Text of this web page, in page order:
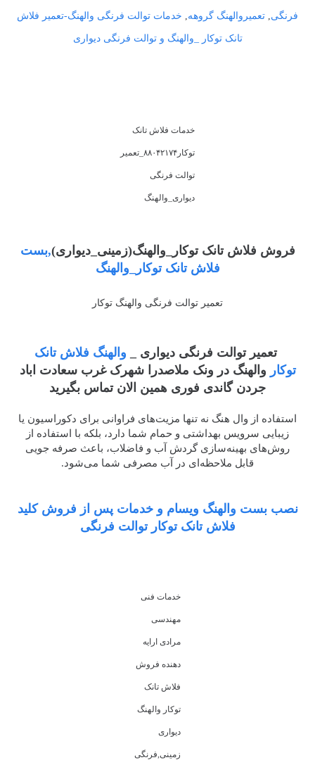
فرنگی, تعمیروالهنگ گروهه, خدمات توالت فرنگی والهنگ-تعمیر فلاش
تانک توکار _والهنگ و توالت فرنگی دیواری
خدمات فلاش تانک
توکار۸۸۰۴۲۱۷۴_تعمیر
توالت فرنگی
دیواری_والهنگ
فروش فلاش تانک توکار_والهنگ(زمینی_دیواری),بست
فلاش تانک توکار_والهنگ
تعمیر توالت فرنگی والهنگ توکار
تعمیر توالت فرنگی دیواری _ والهنگ فلاش تانک
توکار والهنگ در ونک ملاصدرا شهرک غرب سعادت اباد
جردن گاندی فوری همین الان تماس بگیرید
استفاده از وال هنگ نه تنها مزیت‌های فراوانی برای دکوراسیون یا
زیبایی سرویس بهداشتی و حمام شما دارد، بلکه با استفاده از
روش‌های بهینه‌سازی گردش آب و فاضلاب، باعث صرفه جویی
قابل ملاحظه‌ای در آب مصرفی شما می‌شود.
نصب بست والهنگ ویسام و خدمات پس از فروش کلید
فلاش تانک توکار توالت فرنگی
خدمات فنی
مهندسی
مرادی ارایه
دهنده فروش
فلاش تانک
توکار والهنگ
دیواری
زمینی,فرنگی